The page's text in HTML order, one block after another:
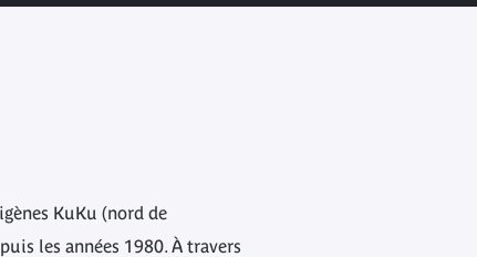
KuKu (nord de
les années 1980. À travers